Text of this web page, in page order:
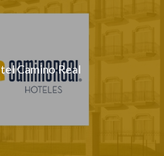
Camino Real